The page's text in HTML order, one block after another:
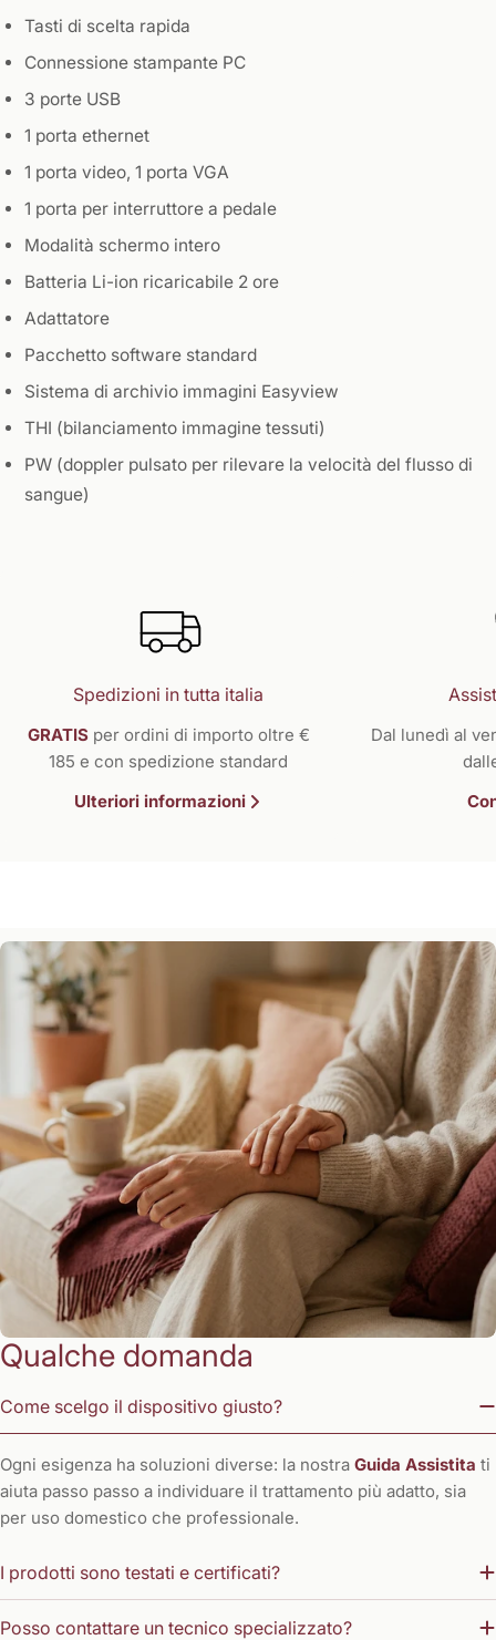
Tasti di scelta rapida
Connessione stampante PC
3 porte USB
1 porta ethernet
1 porta video, 1 porta VGA
1 porta per interruttore a pedale
Modalità schermo intero
Batteria Li-ion ricaricabile 2 ore
Adattatore
Pacchetto software standard
Sistema di archivio immagini Easyview
THI (bilanciamento immagine tessuti)
PW (doppler pulsato per rilevare la velocità del flusso di
sangue)
Spedizioni in tutta italia
GRATIS per ordini di importo oltre €
185 e con spedizione standard
Ulteriori informazioni
Dal lunedì al
Qualche domanda
Come scelgo il dispositivo giusto?
Ogni esigenza ha soluzioni diverse: la nostra Guida Assistita ti
aiuta passo passo a individuare il trattamento più adatto, sia
per uso domestico che professionale.
I prodotti sono testati e certificati?
Posso contattare un tecnico specializzato?